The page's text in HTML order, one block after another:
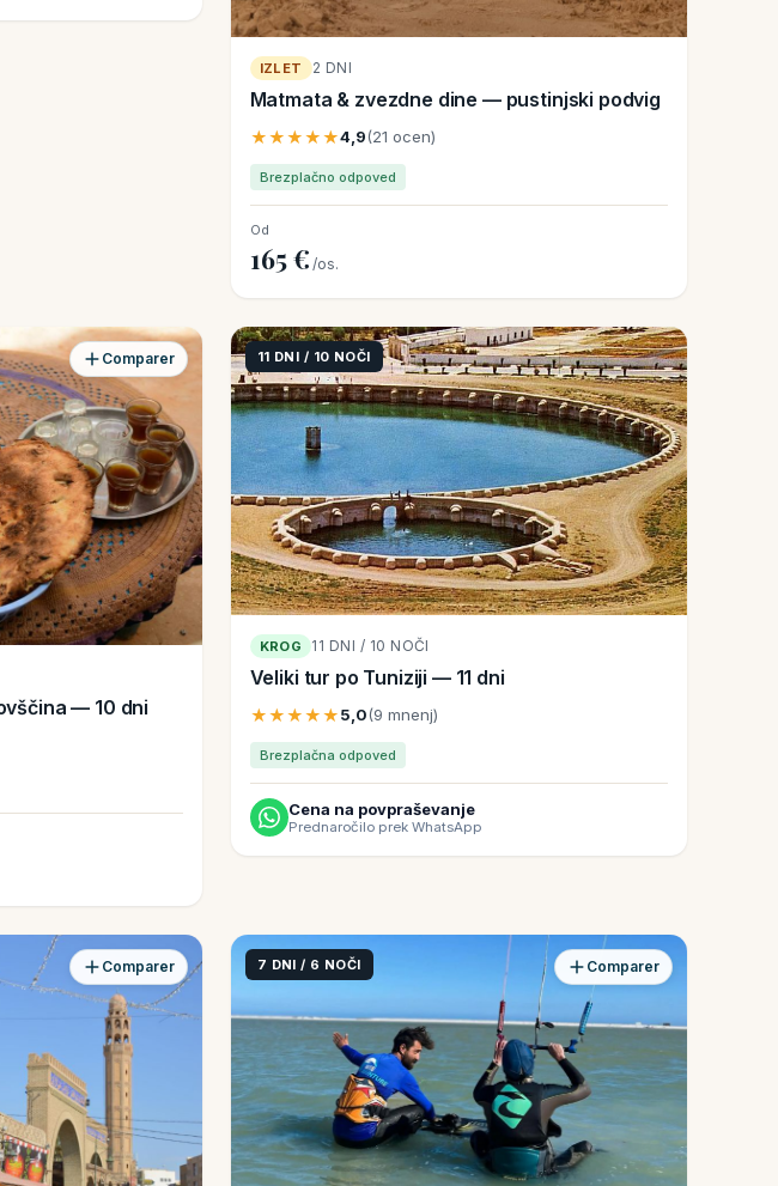
IZLET 2 DNI
Matmata & zvezdne dine — pustinjski podvig
★★★★★4,9(21 ocen)
Brezplačno odpoved
Od
165 € /os.
— 10 dni
Comparer 11 DNI / 10 NOČI
KROG 11 DNI / 10 NOČI
Veliki tur po Tuniziji — 11 dni
★★★★★5,0(9 mnenj)
Brezplačna odpoved
Cena na povpraševanje
Prednaročilo prek WhatsApp
Comparer 7 DNI / 6 NOČI Comparer